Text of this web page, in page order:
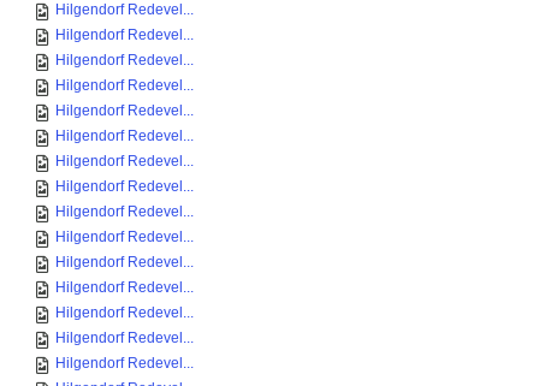
Hilgendorf Redevel...
Hilgendorf Redevel...
Hilgendorf Redevel...
Hilgendorf Redevel...
Hilgendorf Redevel...
Hilgendorf Redevel...
Hilgendorf Redevel...
Hilgendorf Redevel...
Hilgendorf Redevel...
Hilgendorf Redevel...
Hilgendorf Redevel...
Hilgendorf Redevel...
Hilgendorf Redevel...
Hilgendorf Redevel...
Hilgendorf Redevel...